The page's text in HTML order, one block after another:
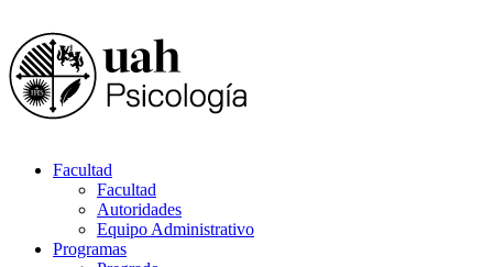
Facultad
Facultad
Autoridades
Equipo Administrativo
Programas